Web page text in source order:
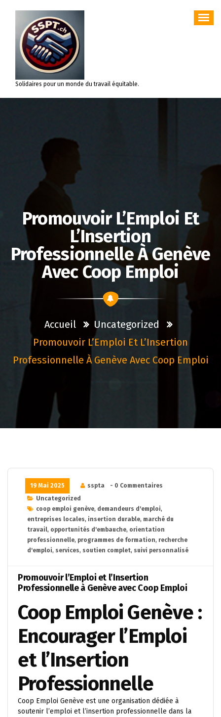
contenu
Solidaires pour un monde du travail équitable.
Promouvoir L’Emploi Et
L’Insertion
Professionnelle À Genève
Avec Coop Emploi
Accueil
Uncategorized
Promouvoir L’Emploi Et L’Insertion
Professionnelle À Genève Avec Coop Emploi
19 Mai 2025 sspta
- 0 Commentaires
Uncategorized
coop emploi genève, demandeurs d'emploi,
entreprises locales, insertion durable, marché du
travail, opportunités d'embauche, orientation
professionnelle, programmes de formation, recherche
d'emploi, services, soutien complet, suivi personnalisé
Promouvoir l’Emploi et l’Insertion
Professionnelle à Genève avec Coop Emploi
Coop Emploi Genève :
Encourager l’Emploi
et l’Insertion
Professionnelle
Coop Emploi Genève est une organisation dédiée à
soutenir l’emploi et l’insertion professionnelle dans la